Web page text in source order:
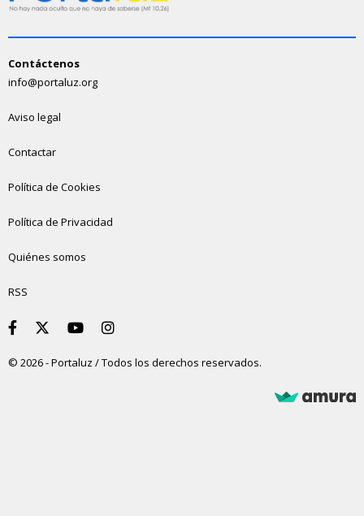
Contáctenos
info@portaluz.org
Aviso legal
Contactar
Política de Cookies
Política de Privacidad
Quiénes somos
RSS
© 2026 - Portaluz / Todos los derechos reservados.